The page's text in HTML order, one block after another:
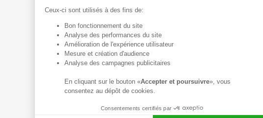
🧰
à
sur
Ceux-ci sont utilisés à des fins de:
Bon fonctionnement du site
Analyse des performances du site
Amélioration de l'expérience utilisateur
Mesure et création d'audience
Analyse des campagnes publicitaires
En cliquant sur le bouton «Accepter et poursuivre», vous
consentez au dépôt de cookies.
Consentements certifiés par
Axeptio consent